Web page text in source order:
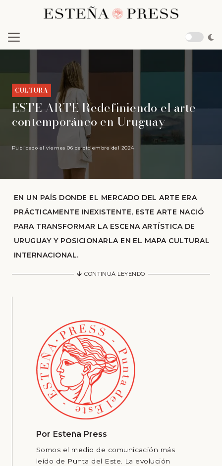
CULTURA
ESTE ARTE Redefiniendo el arte
contemporáneo en Uruguay
Publicado elviernes 06 de diciembre del 2024
EN UN PAÍS DONDE EL MERCADO DEL ARTE ERA
PRÁCTICAMENTE INEXISTENTE, ESTE ARTE NACIÓ
PARA TRANSFORMAR LA ESCENA ARTÍSTICA DE
URUGUAY Y POSICIONARLA EN EL MAPA CULTURAL
INTERNACIONAL.
CONTINUÁ LEYENDO
Por Esteña Press
Somos el medio de comunicación más
leído de Punta del Este. La evolución